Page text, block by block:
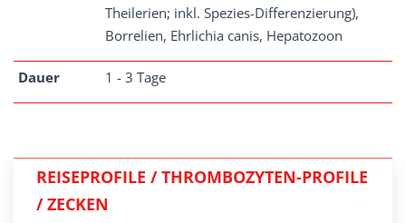
Theilerien; inkl. Spezies-Differenzierung),
Borrelien, Ehrlichia canis, Hepatozoon
Dauer 1 - 3 Tage
REISEPROFILE / THROMBOZYTEN-PROFILE
/ ZECKEN